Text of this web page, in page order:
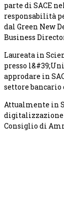
parte di SACE
responsabilità
dal Green New
Business
Laureata in
presso
approdare in
settore bancario
Attualmente in
digitalizzazione
Consiglio di